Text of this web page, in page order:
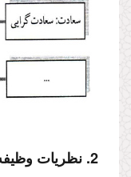
2. نظریات وظیفه‌گرایانه